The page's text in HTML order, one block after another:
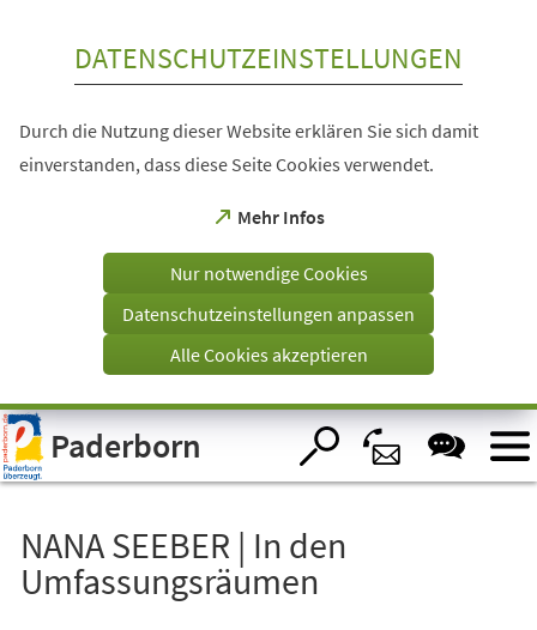
Visuelle
Assistenzsoftware
öffnen.
DATENSCHUTZEINSTELLUNGEN
Durch die Nutzung dieser Website erklären Sie sich damit
einverstanden, dass diese Seite Cookies verwendet.
Mehr Infos
(Öffnet
einem
Tab)
Nur notwendige Cookies
Datenschutzeinstellungen anpassen
Alle Cookies akzeptieren
Paderborn
NANA SEEBER | In den
Umfassungsräumen